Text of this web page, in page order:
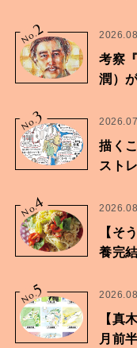
No.2
考察
潤）
No.
3
描く
スト
No.
4
【そ
養完
No.
5
【真
月前